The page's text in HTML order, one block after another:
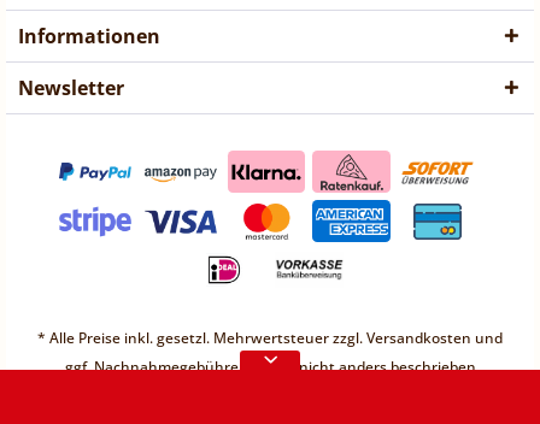
Vorübergehend sind keine
Bestellungen möglich.
Informationen
Newsletter
* Alle Preise inkl. gesetzl. Mehrwertsteuer zzgl.Versandkosten und
ggf. Nachnahmegebühren, wenn nicht anders beschrieben